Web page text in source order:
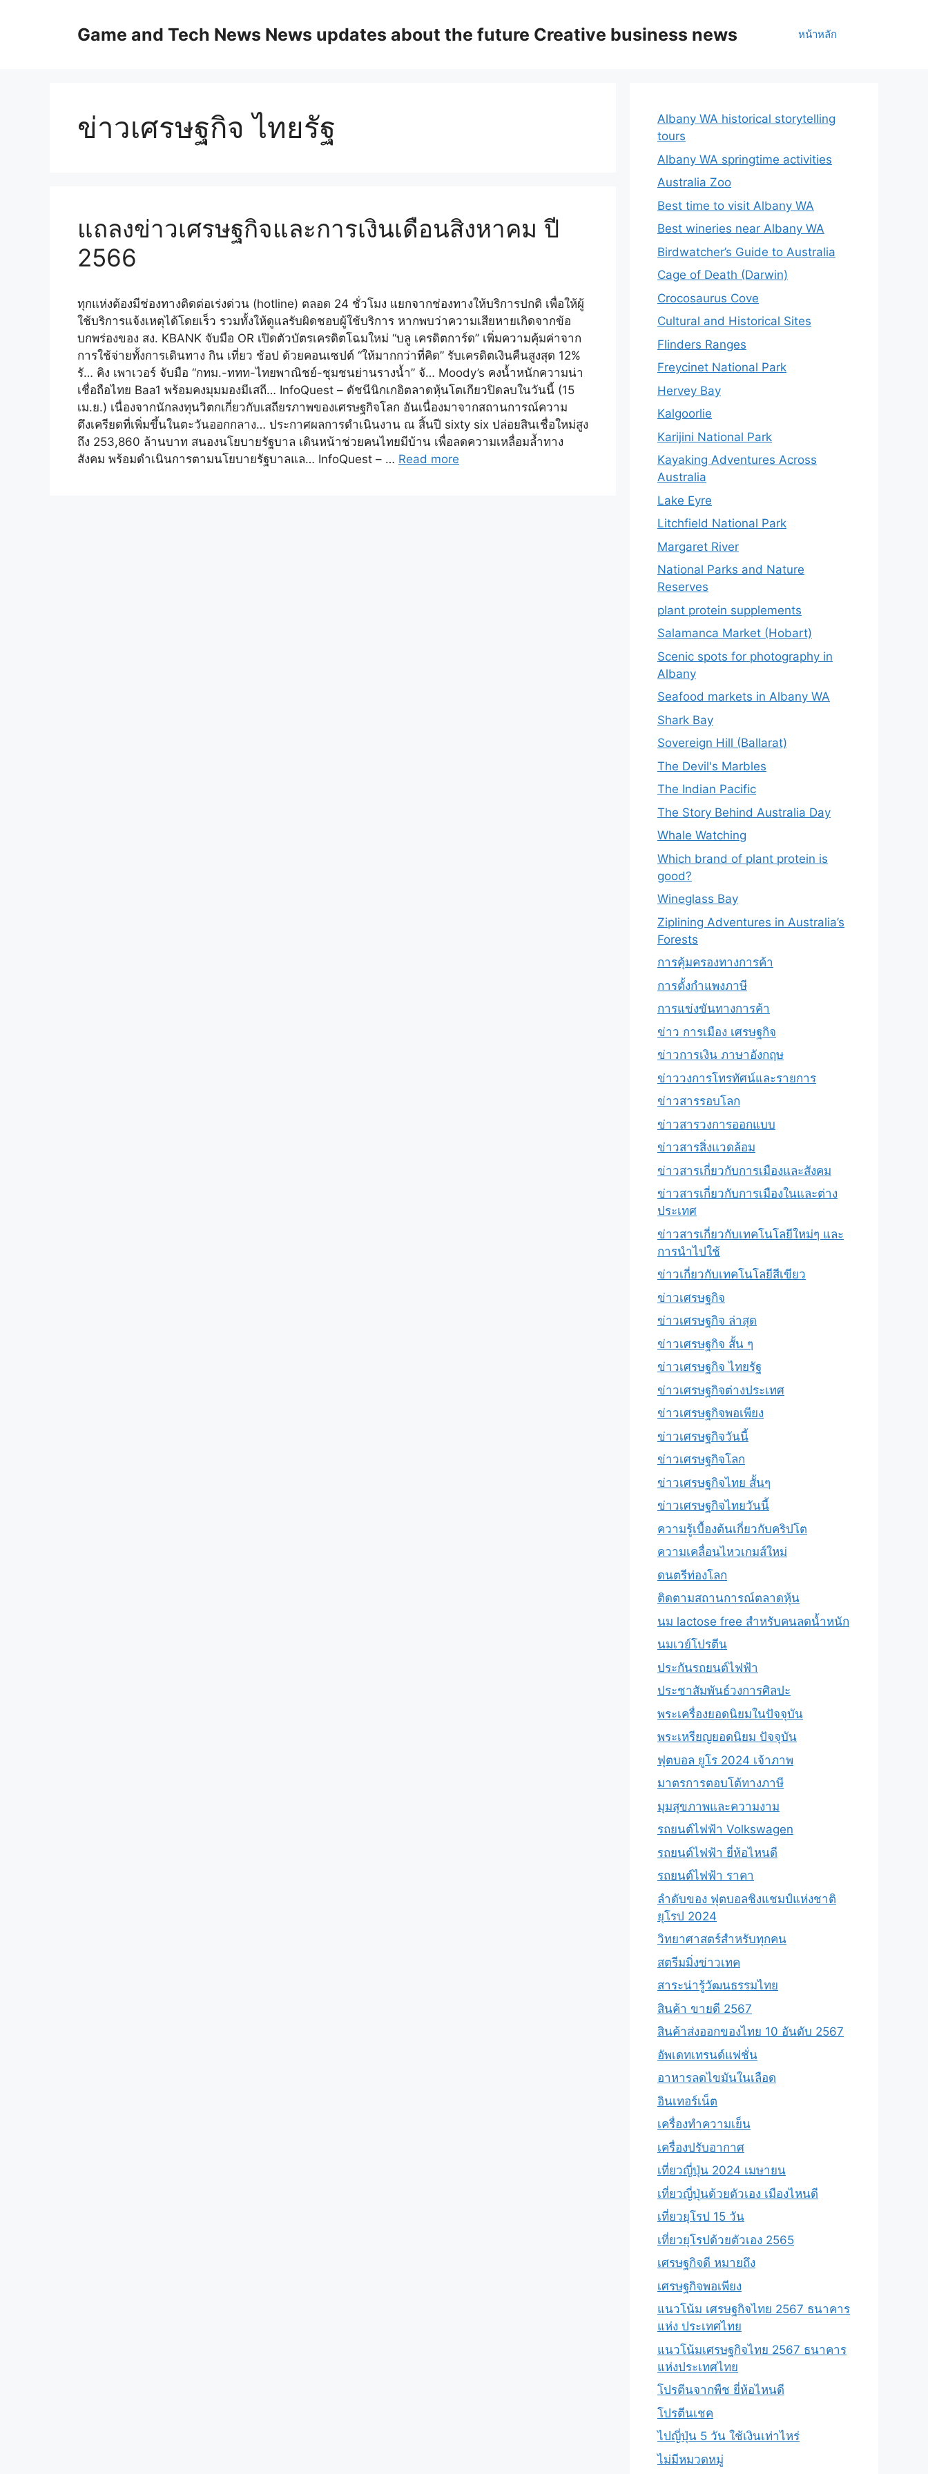
Game and Tech News News updates about the future Creative business news หน้าหลัก
ข่าวเศรษฐกิจ ไทยรัฐ
แถลงข่าวเศรษฐกิจและการเงินเดือนสิงหาคม ปี
2566
ทุกแห่งต้องมีช่องทางติดต่อเร่งด่วน (hotline) ตลอด 24 ชั่วโมง แยกจากช่องทางให้บริการปกติ เพื่อให้ผู้
ใช้บริการแจ้งเหตุได้โดยเร็ว รวมทั้งให้ดูแลรับผิดชอบผู้ใช้บริการ หากพบว่าความเสียหายเกิดจากข้อ
บกพร่องของ สง. KBANK จับมือ OR เปิดตัวบัตรเครดิตโฉมใหม่ “บลู เครดิตการ์ด” เพิ่มความคุ้มค่าจาก
การใช้จ่ายทั้งการเดินทาง กิน เที่ยว ช้อป ด้วยคอนเซปต์ “ให้มากกว่าที่คิด” รับเครดิตเงินคืนสูงสุด 12%
รั… คิง เพาเวอร์ จับมือ “กทม.-ททท-ไทยพาณิชย์-ชุมชนย่านรางน้ำ” จั… Moody’s คงน้ำหนักความน่า
เชื่อถือไทย Baa1 พร้อมคงมุมมองมีเสถี… InfoQuest – ดัชนีนิกเกอิตลาดหุ้นโตเกียวปิดลบในวันนี้ (15
เม.ย.) เนื่องจากนักลงทุนวิตกเกี่ยวกับเสถียรภาพของเศรษฐกิจโลก อันเนื่องมาจากสถานการณ์ความ
ตึงเครียดที่เพิ่มขึ้นในตะวันออกกลาง… ประกาศผลการดำเนินงาน ณ สิ้นปี sixty six ปล่อยสินเชื่อใหม่สูง
ถึง 253,860 ล้านบาท สนองนโยบายรัฐบาล เดินหน้าช่วยคนไทยมีบ้าน เพื่อลดความเหลื่อมล้ำทาง
สังคม พร้อมดำเนินการตามนโยบายรัฐบาลแล… InfoQuest – … Read more
Albany WA historical storytelling
tours
Albany WA springtime activities
Australia Zoo
Best time to visit Albany WA
Best wineries near Albany WA
Birdwatcher’s Guide to Australia
Cage of Death (Darwin)
Crocosaurus Cove
Cultural and Historical Sites
Flinders Ranges
Freycinet National Park
Hervey Bay
Kalgoorlie
Karijini National Park
Kayaking Adventures Across
Australia
Lake Eyre
Litchfield National Park
Margaret River
National Parks and Nature
Reserves
plant protein supplements
Salamanca Market (Hobart)
Scenic spots for photography in
Albany
Seafood markets in Albany WA
Shark Bay
Sovereign Hill (Ballarat)
The Devil's Marbles
The Indian Pacific
The Story Behind Australia Day
Whale Watching
Which brand of plant protein is
good?
Wineglass Bay
Ziplining Adventures in Australia’s
Forests
การคุ้มครองทางการค้า
การตั้งกำแพงภาษี
การแข่งขันทางการค้า
ข่าว การเมือง เศรษฐกิจ
ข่าวการเงิน ภาษาอังกฤษ
ข่าววงการโทรทัศน์และรายการ
ข่าวสารรอบโลก
ข่าวสารวงการออกแบบ
ข่าวสารสิ่งแวดล้อม
ข่าวสารเกี่ยวกับการเมืองและสังคม
ข่าวสารเกี่ยวกับการเมืองในและต่าง
ประเทศ
ข่าวสารเกี่ยวกับเทคโนโลยีใหม่ๆ และ
การนำไปใช้
ข่าวเกี่ยวกับเทคโนโลยีสีเขียว
ข่าวเศรษฐกิจ
ข่าวเศรษฐกิจ ล่าสุด
ข่าวเศรษฐกิจ สั้น ๆ
ข่าวเศรษฐกิจ ไทยรัฐ
ข่าวเศรษฐกิจต่างประเทศ
ข่าวเศรษฐกิจพอเพียง
ข่าวเศรษฐกิจวันนี้
ข่าวเศรษฐกิจโลก
ข่าวเศรษฐกิจไทย สั้นๆ
ข่าวเศรษฐกิจไทยวันนี้
ความรู้เบื้องต้นเกี่ยวกับคริปโต
ความเคลื่อนไหวเกมส์ใหม่
ดนตรีท่องโลก
ติดตามสถานการณ์ตลาดหุ้น
นม lactose free สำหรับคนลดน้ำหนัก
นมเวย์โปรตีน
ประกันรถยนต์ไฟฟ้า
ประชาสัมพันธ์วงการศิลปะ
พระเครื่องยอดนิยมในปัจจุบัน
พระเหรียญยอดนิยม ปัจจุบัน
ฟุตบอล ยูโร 2024 เจ้าภาพ
มาตรการตอบโต้ทางภาษี
มุมสุขภาพและความงาม
รถยนต์ไฟฟ้า Volkswagen
รถยนต์ไฟฟ้า ยี่ห้อไหนดี
รถยนต์ไฟฟ้า ราคา
ลำดับของ ฟุตบอลชิงแชมป์แห่งชาติ
ยุโรป 2024
วิทยาศาสตร์สำหรับทุกคน
สตรีมมิ่งข่าวเทค
สาระน่ารู้วัฒนธรรมไทย
สินค้า ขายดี 2567
สินค้าส่งออกของไทย 10 อันดับ 2567
อัพเดทเทรนด์แฟชั่น
อาหารลดไขมันในเลือด
อินเทอร์เน็ต
เครื่องทำความเย็น
เครื่องปรับอากาศ
เที่ยวญี่ปุ่น 2024 เมษายน
เที่ยวญี่ปุ่นด้วยตัวเอง เมืองไหนดี
เที่ยวยุโรป 15 วัน
เที่ยวยุโรปด้วยตัวเอง 2565
เศรษฐกิจดี หมายถึง
เศรษฐกิจพอเพียง
แนวโน้ม เศรษฐกิจไทย 2567 ธนาคาร
แห่ง ประเทศไทย
แนวโน้มเศรษฐกิจไทย 2567 ธนาคาร
แห่งประเทศไทย
โปรตีนจากพืช ยี่ห้อไหนดี
โปรตีนเชค
ไปญี่ปุ่น 5 วัน ใช้เงินเท่าไหร่
ไม่มีหมวดหมู่